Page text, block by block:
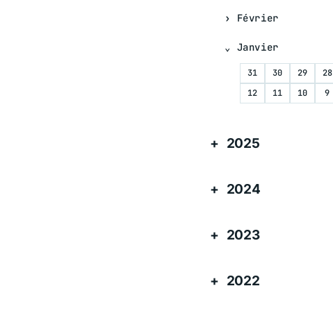
Février
Janvier
31 30 29 28
12
11 10 9
2025
2024
2023
2022